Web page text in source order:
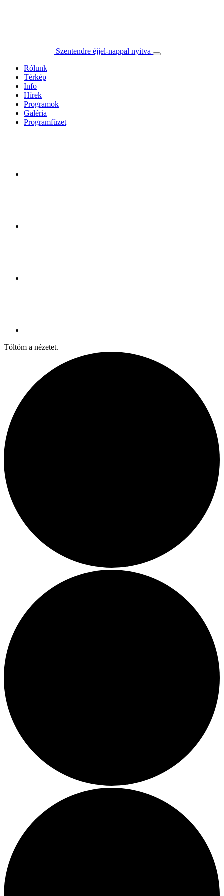
Szentendre éjjel-nappal nyitva
Rólunk
Térkép
Info
Hírek
Programok
Galéria
Programfüzet
Töltöm a nézetet.